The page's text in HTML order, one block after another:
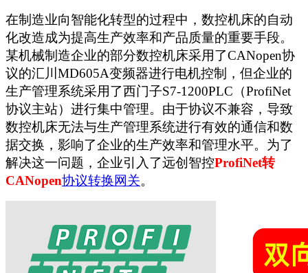
在制造业向智能化转型的过程中，数控机床的自动
化改造成为提高生产效率和产品质量的重要手段。
某机械制造企业的部分数控机床采用了CANopen协
议的汇川MD605A变频器进行电机控制，但企业的
生产管理系统采用了西门子S7-1200PLC（ProfiNet
协议主站）进行集中管理。由于协议不兼容，导致
数控机床无法与生产管理系统进行有效的通信和数
据交换，影响了企业的生产效率和管理水平。为了
解决这一问题，企业引入了远创智控ProfiNet转
CANopen协议转换网关。